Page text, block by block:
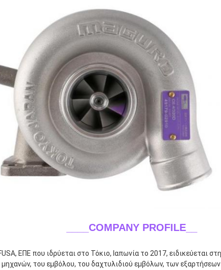
____COMPANY PROFILE__
ΕΠΕ που ιδρύεται στο Τόκιο, Ιαπωνία το 2017, ειδικεύεται
του εμβόλου, του δαχτυλιδιού εμβόλων, των